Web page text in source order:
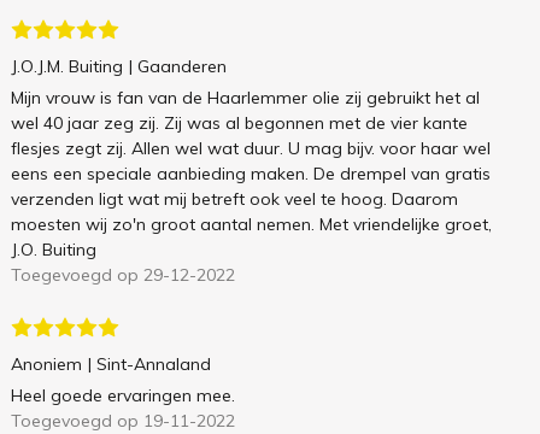
J.O.J.M. Buiting | Gaanderen
Mijn vrouw is fan van de Haarlemmer olie zij gebruikt het al
wel 40 jaar zeg zij. Zij was al begonnen met de vier kante
flesjes zegt zij. Allen wel wat duur. U mag bijv. voor haar wel
eens een speciale aanbieding maken. De drempel van gratis
verzenden ligt wat mij betreft ook veel te hoog. Daarom
moesten wij zo'n groot aantal nemen. Met vriendelijke groet,
J.O. Buiting
Toegevoegd op 29-12-2022
Anoniem | Sint-Annaland
Heel goede ervaringen mee.
Toegevoegd op 19-11-2022